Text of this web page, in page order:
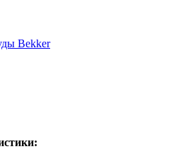
Bekker